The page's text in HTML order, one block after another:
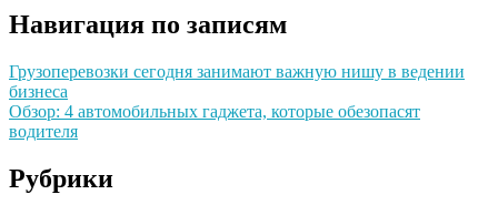
Навигация по записям
Грузоперевозки сегодня занимают важную нишу в ведении
бизнеса
Обзор: 4 автомобильных гаджета, которые обезопасят
водителя
Рубрики